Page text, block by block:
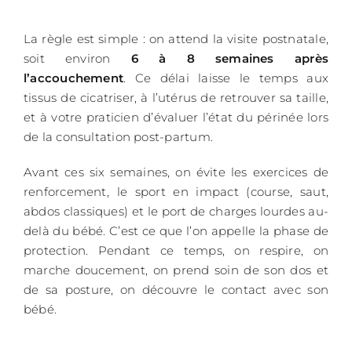
La règle est simple : on attend la visite postnatale,
soit environ 6 à 8 semaines après
l’accouchement. Ce délai laisse le temps aux
tissus de cicatriser, à l’utérus de retrouver sa taille,
et à votre praticien d’évaluer l’état du périnée lors
de la consultation post-partum.
Avant ces six semaines, on évite les exercices de
renforcement, le sport en impact (course, saut,
abdos classiques) et le port de charges lourdes au-
delà du bébé. C’est ce que l’on appelle la phase de
protection. Pendant ce temps, on respire, on
marche doucement, on prend soin de son dos et
de sa posture, on découvre le contact avec son
bébé.